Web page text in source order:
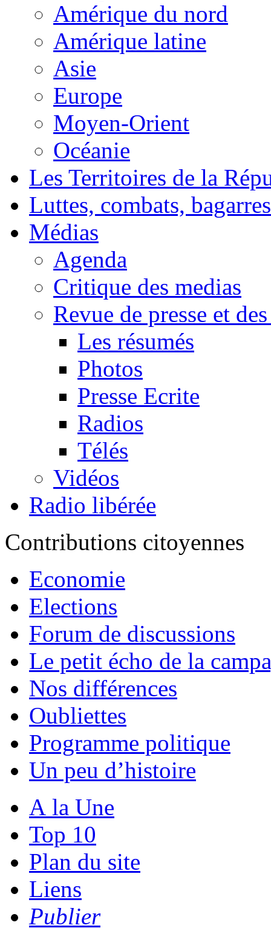
Amérique du nord
Amérique latine
Asie
Europe
Moyen-Orient
Océanie
Les Territoires de la
Luttes, combats, bagarres
Médias
Agenda
Critique des medias
Revue de presse et
Les résumés
Photos
Presse Ecrite
Radios
Télés
Vidéos
Radio libérée
Contributions citoyennes
Economie
Elections
Forum de discussions
Le petit écho de la
Nos différences
Oubliettes
Programme politique
Un peu d’histoire
A la Une
Top 10
Plan du site
Liens
Publier